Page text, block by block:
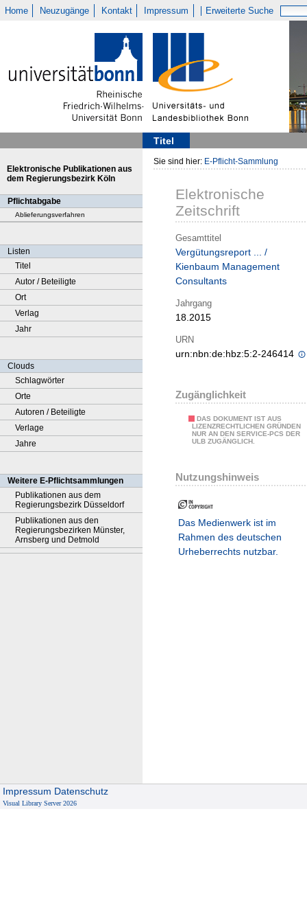
Home Neuzugänge Kontakt Impressum Erweiterte Suche
Titel
Elektronische Publikationen aus
dem Regierungsbezirk Köln
Pflichtabgabe
Ablieferungsverfahren
Listen
Titel
Autor / Beteiligte
Ort
Verlag
Jahr
Clouds
Schlagwörter
Orte
Autoren / Beteiligte
Verlage
Jahre
Weitere E-Pflichtsammlungen
Publikationen aus dem
Regierungsbezirk Düsseldorf
Publikationen aus den
Regierungsbezirken Münster,
Arnsberg und Detmold
Sie sind hier: E-Pflicht-Sammlung
Elektronische
Zeitschrift
Gesamttitel
Vergütungsreport ... /
Kienbaum Management
Consultants
Jahrgang
18.2015
URN
urn:nbn:de:hbz:5:2-246414
Zugänglichkeit
DAS DOKUMENT IST AUS
LIZENZRECHTLICHEN GRÜNDEN
NUR AN DEN SERVICE-PCS DER
ULB ZUGÄNGLICH.
Nutzungshinweis
Das Medienwerk ist im
Rahmen des deutschen
Urheberrechts nutzbar.
Impressum Datenschutz
Visual Library Server 2026